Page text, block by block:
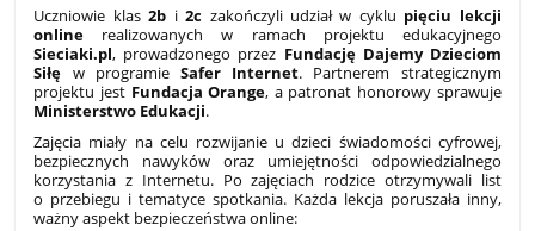
Uczniowie klas2b i2c zakończyli udział w cyklu pięciu lekcji
online realizowanych w ramach projektu edukacyjnego
Sieciaki.pl, prowadzonego przez Fundację Dajemy Dzieciom
Siłę w programie Safer Internet. Partnerem strategicznym
projektu jest Fundacja Orange, a patronat honorowy sprawuje
Ministerstwo Edukacji.
Zajęcia miały na celu rozwijanie u dzieci świadomości cyfrowej,
bezpiecznych nawyków oraz umiejętności odpowiedzialnego
korzystania z Internetu. Po zajęciach rodzice otrzymywali list
o przebiegu i tematyce spotkania. Każda lekcja poruszała inny,
ważny aspekt bezpieczeństwa online: